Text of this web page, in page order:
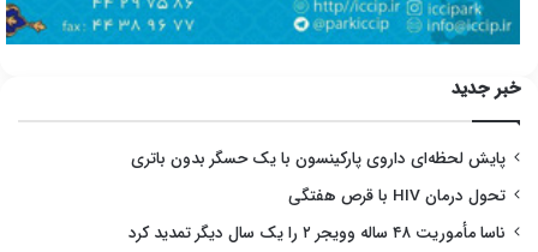
خبر جدید
پایش لحظه‌ای داروی پارکینسون با یک حسگر بدون باتری
تحول درمان HIV با قرص هفتگی
ناسا مأموریت ۴۸ ساله وویجر ۲ را یک سال دیگر تمدید کرد